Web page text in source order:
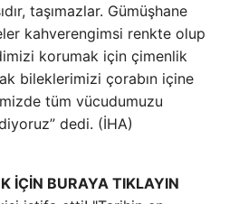
taşımazlar. Gümüşhane
kahverengimsi renkte olup
korumak için çimenlik
bileklerimizi çorabın içine
tüm vücudumuzu
dedi. (İHA)
İÇİN BURAYA TIKLAYIN